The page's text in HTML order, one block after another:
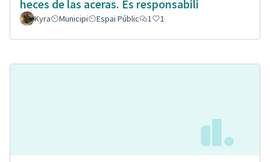
heces de las aceras. Es responsabili
Kyra Municipi Espai Públic 1 1